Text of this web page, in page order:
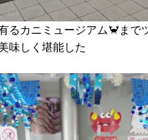
るカニミュージアム🦀まで
味しく堪能した